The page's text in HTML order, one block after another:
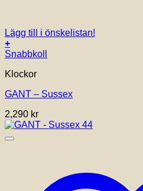
Lägg till i önskelistan!
+
Snabbkoll
Klockor
GANT – Sussex
2,290 kr